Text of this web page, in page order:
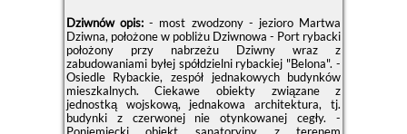
Dziwnów opis:- most zwodzony - jezioro Martwa
Dziwna, położone w pobliżu Dziwnowa - Port rybacki
położony przy nabrzeżu Dziwny wraz z
zabudowaniami byłej spółdzielni rybackiej "Belona". -
Osiedle Rybackie, zespół jednakowych budynków
mieszkalnych. Ciekawe obiekty związane z
jednostką wojskową, jednakowa architektura, tj.
budynki z czerwonej nie otynkowanej cegły. -